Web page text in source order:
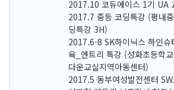
2017.10 코듀에이스 1기 UA
2017.7 중등 코딩특강 (평내
딩특강 3H)
2017.6-8 SK하이닉스 하인슈
육_엔트리 특강 (성화초등학
다운교실지역아동센터)
2017.5 동부여성발전센터